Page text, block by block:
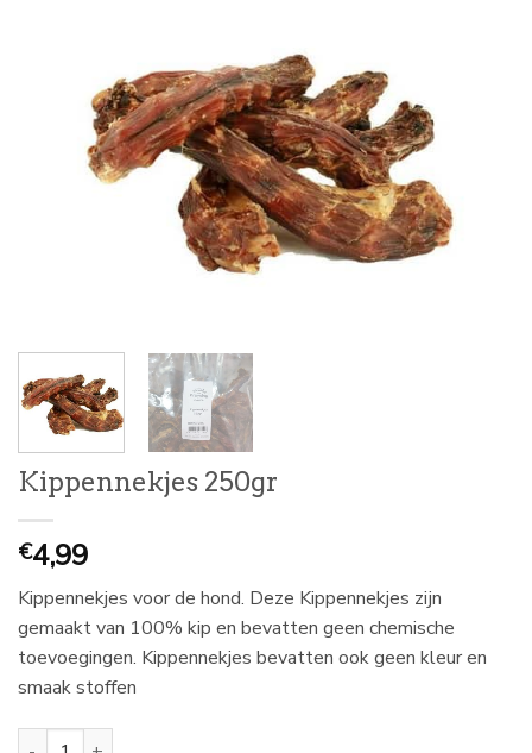
Kippennekjes 250gr
€4,99
Kippennekjes voor de hond. Deze Kippennekjes zijn
gemaakt van 100% kip en bevatten geen chemische
toevoegingen. Kippennekjes bevatten ook geen kleur en
smaak stoffen
Kippennekjes 250gr aantal